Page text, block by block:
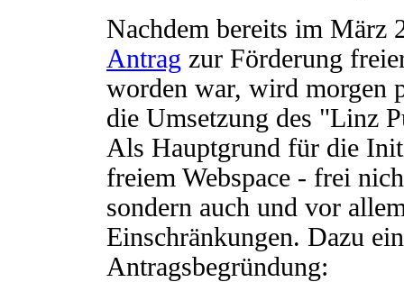
Nachdem bereits im März
Antrag zur Förderung
worden war, wird morgen
die Umsetzung des "Linz
Als Hauptgrund für die
freiem Webspace - frei
sondern auch und vor
Einschränkungen. Dazu
Antragsbegründung: